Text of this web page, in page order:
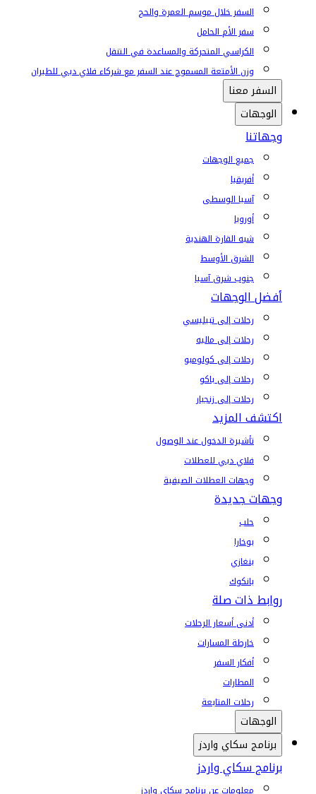
السفر خلال موسم العمرة والحج
سفر الأم الحامل
الكراسي المتحركة والمساعدة في التنقل
وزن الأمتعة المسموح عند السفر مع شركاء فلاي دبي للطيران
السفر معنا
الوجهات
وجهاتنا
جميع الوجهات
أفريقيا
آسيا الوسطى
أوروبا
شبه القارة الهندية
الشرق الأوسط
جنوب شرق آسيا
أفضل الوجهات
رحلات إلى تبيليسي
رحلات إلى ماليه
رحلات إلى كولومبو
رحلات إلى باكو
رحلات إلى زنجبار
اكتشف المزيد
تأشيرة الدخول عند الوصول
فلاي دبي للعطلات
وجهات العطلات الصيفية
وجهات جديدة
حلب
بوخارا
بنغازي
بانكوك
روابط ذات صلة
أدنى أسعار الرحلات
خارطة المسارات
أفكار السفر
المطارات
رحلات المتابعة
الوجهات
برنامج سكاي واردز
برنامج سكاي واردز
معلومات عن برنامج سكاي واردز